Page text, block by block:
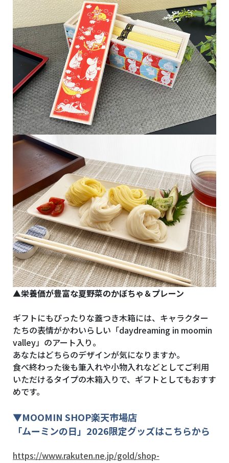
▲栄養価が豊富な夏野菜のかぼちゃ＆プレーン
ギフトにもぴったりな蓋つき木箱には、キャラクター
たちの表情がかわいらしい「daydreaming in moomin
valley」のアート入り。
あなたはどちらのデザインが気になりますか。
食べ終わった後も筆入れや小物入れなどとしてご利用
いただけるタイプの木箱入りで、ギフトとしてもおすす
めです。
▼MOOMIN SHOP楽天市場店
「ムーミンの日」2026限定グッズはこちらから
https://www.rakuten.ne.jp/gold/shop-